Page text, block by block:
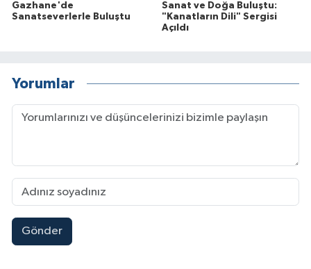
Gazhane'de
Sanatseverlerle Buluştu
Sanat ve Doğa Buluştu:
"Kanatların Dili" Sergisi
Açıldı
Yorumlar
Gönder